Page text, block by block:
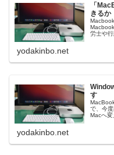
「
きるか
労士や
yodakinbo.net
す
で、今
Macへ変
yodakinbo.net